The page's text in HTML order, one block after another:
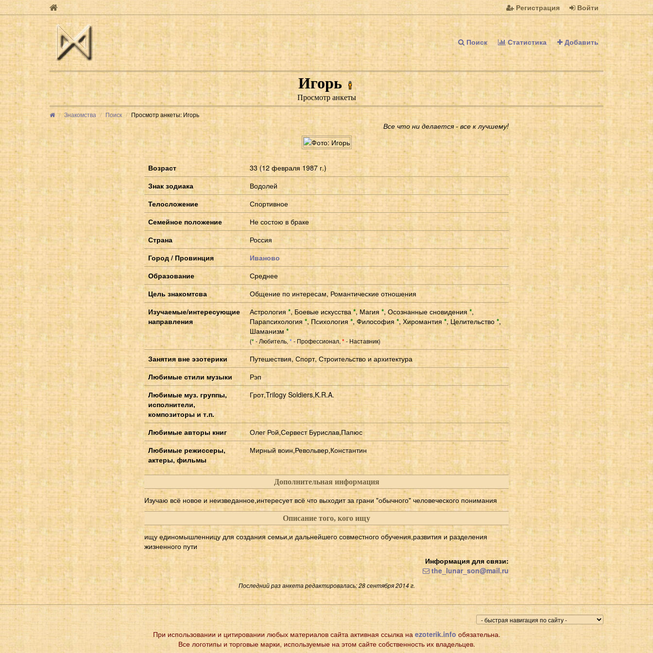
Регистрация Войти
Поиск Статистика Добавить
Игорь
Просмотр анкеты
Знакомства Поиск Просмотр анкеты: Игорь
Все что ни делается - все к лучшему!
Возраст
33 (12 февраля 1987 г.)
Знак зодиака
Водолей
Телосложение
Спортивное
Семейное положение
Не состою в браке
Страна
Россия
Город / Провинция
Иваново
Образование
Среднее
Цель знакомтсва
Общение по интересам, Романтические отношения
Изучаемые/интересующие
направления
Астрология *,Боевые искусства *, Магия *,Осознанные сновидения *,
Парапсихология *,Психология *,Философия*,Хиромантия*, Целительство *,
Шаманизм *
(*- Любитель,*- Профессионал,*- Наставник)
Занятия вне эзотерики
Путешествия, Спорт, Строительство и архитектура
Любимые стили музыки
Рэп
Любимые муз. группы,
исполнители,
композиторы и т.п.
Грот,Trilogy Soldiers,K.R.A.
Любимые авторы книг
Олег Рой,Сервест Бурислав,Папюс
Любимые режиссеры,
актеры, фильмы
Мирный воин,Револьвер,Константин
Дополнительная информация
Изучаю всё новое и неизведанное,интересует всё что выходит за грани "обычного" человеческого понимания
Описание того, кого ищу
ищу единомышленницу для создания семьи,и дальнейшего совместного обучения,развития и разделения
жизненного пути
Информация для связи:
the_lunar_son@mail.ru
Последний раз анкета редактировалась: 28 сентября 2014 г.
При использовании и цитировании любых материалов сайта активная ссылка на ezoterik.infoобязательна.
Все логотипы и торговые марки, используемые на этом сайте собственность их владельцев.